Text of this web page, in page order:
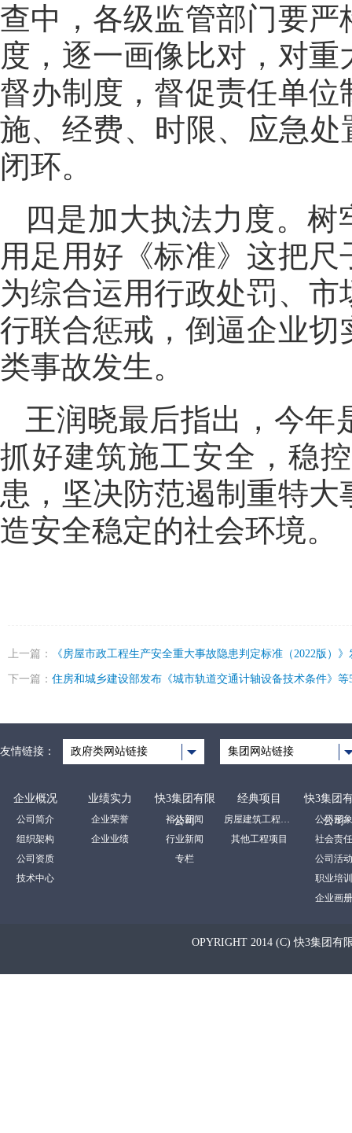
查中，各级监管部门要
度，逐一画像比对，对
督办制度，督促责任单
施、经费、时限、应急
闭环。
四是加大执法力度。树
用足用好《标准》这把
为综合运用行政处罚、
行联合惩戒，倒逼企业
类事故发生。
王润晓最后指出，今年
抓好建筑施工安全，稳
患，坚决防范遏制重特
造安全稳定的社会环境。
上一篇： 《房屋市政工程生产安全重大事故隐患判定标准（2022版）》
下一篇： 住房和城乡建设部发布《城市轨道交通计轴设备技术条件》等
友情链接： 政府类网站链接 集团网站链接
企业概况
公司简介
组织架构
公司资质
技术中心
业绩实力
企业荣誉
企业业绩
快3集团有限
公司
裕达新闻
行业新闻
专栏
经典项目
房屋建筑工程项目
其他工程项目
快3集团
公司
公司形象
社会责任
公司活动
职业培训
企业画册
OPYRIGHT 2014 (C) 快3集团有